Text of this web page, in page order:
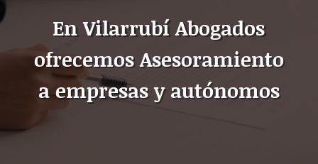
En Vilarrubí Abogados
ofrecemos Asesoramiento
a empresas y autónomos